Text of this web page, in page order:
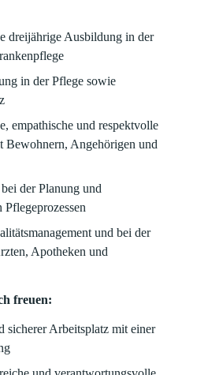
dreijährige Ausbildung in der
in der Pflege sowie
empathische und respektvolle
Bewohnern, Angehörigen und
der Planung und
und bei der
Apotheken und
freuen:
sicherer Arbeitsplatz mit einer